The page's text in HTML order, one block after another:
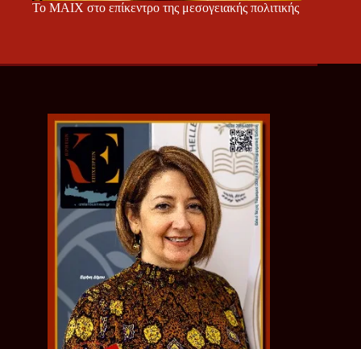
Το ΜΑΙΧ στο επίκεντρο της μεσογειακής πολιτικής